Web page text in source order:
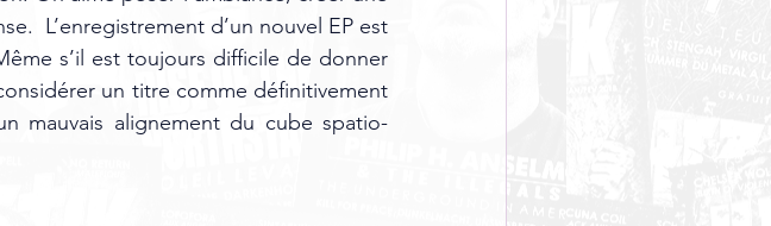
L’enregistrement d’un nouvel EP est
s’il est toujours difficile de donner
un titre comme définitivement
mauvais alignement du cube spatio-